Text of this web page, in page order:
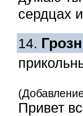
сердцах
14.
Привет